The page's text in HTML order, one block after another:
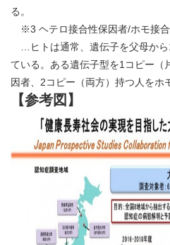
る。
※3 ヘテロ接合性保因者/ホモ接
…ヒトは通常、遺伝子を父母から
ている。ある遺伝子型を1コピー（
因者、2コピー（両方）持つ人をホ
【参考図】